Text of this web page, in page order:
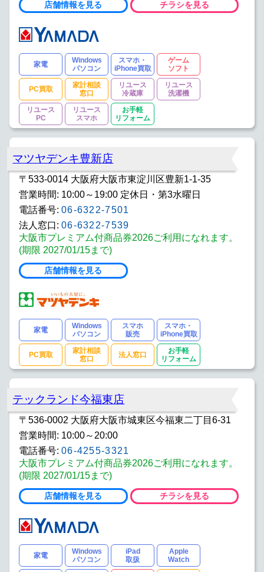
店舗情報を見る チラシを見る
家電
Windows
パソコン
スマホ・
iPhone買取
ゲーム
ソフト
PC買取
家計相談
窓口
リユース
冷蔵庫
リユース
洗濯機
リユース
PC
リユース
スマホ
お手軽
リフォーム
マツヤデンキ豊新店
〒533-0014 大阪府大阪市東淀川区豊新1-1-35
営業時間: 10:00～19:00 定休日・第3水曜日
電話番号: 06-6322-7501
法人窓口: 06-6322-7539
大阪市プレミアム付商品券2026ご利用になれます。
(期限 2027/01/15まで)
店舗情報を見る
家電
Windows
パソコン
スマホ
販売
スマホ・
iPhone買取
PC買取
家計相談
窓口
法人窓口
お手軽
リフォーム
テックランド今福東店
〒536-0002 大阪府大阪市城東区今福東二丁目6-31
営業時間: 10:00～20:00
電話番号: 06-4255-3321
大阪市プレミアム付商品券2026ご利用になれます。
(期限 2027/01/15まで)
店舗情報を見る チラシを見る
家電
Windows
パソコン
iPad
取扱
Apple
Watch